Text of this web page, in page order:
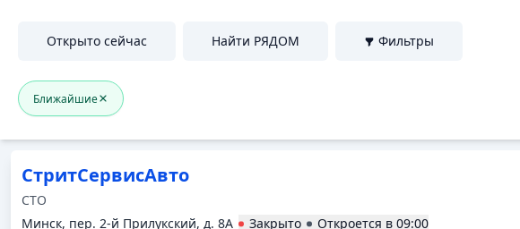
Открыто сейчас Найти РЯДОМ Фильтры
Ближайшие
СтритСервисАвто
СТО
Минск, пер. 2-й Прилукский, д. 8А
Закрыто Откроется в 09:00